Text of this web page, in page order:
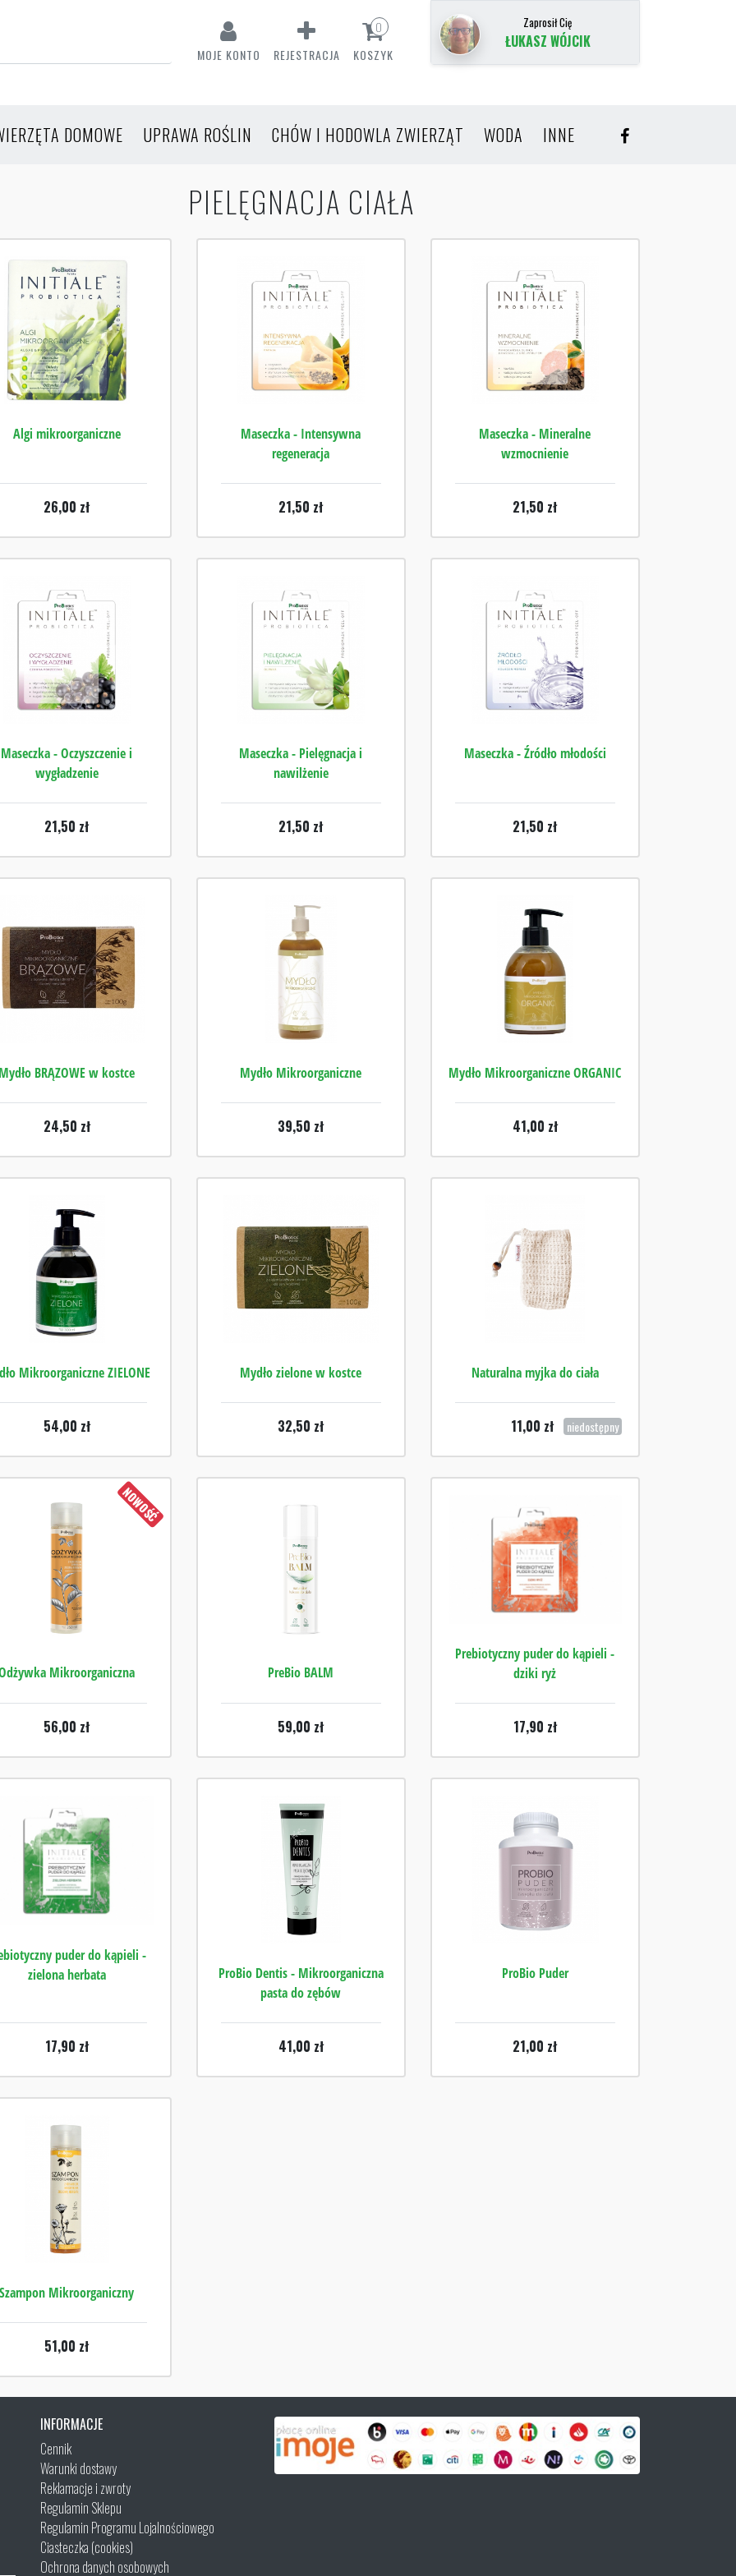
MOJE KONTO REJESTRACJA KOSZYK
0 Zaprosił Cię
ŁUKASZ WÓJCIK
DOMOWE UPRAWA ROŚLIN CHÓW I HODOWLA ZWIERZĄT WODA INNE
PIELĘGNACJA CIAŁA
Algi mikroorganiczne
26,00 zł
Maseczka - Intensywna
regeneracja
21,50 zł
Maseczka - Mineralne
wzmocnienie
21,50 zł
Maseczka - Oczyszczenie i
wygładzenie
21,50 zł
Maseczka - Pielęgnacja i
nawilżenie
21,50 zł
Maseczka - Źródło młodości
21,50 zł
BRĄZOWE w kostce
24,50 zł
Mydło Mikroorganiczne
39,50 zł
Mydło Mikroorganiczne ORGANIC
41,00 zł
Mikroorganiczne ZIELONE
54,00 zł
Mydło zielone w kostce
32,50 zł
Naturalna myjka do ciała
11,00 zł niedostępny
NOWOŚĆ
Mikroorganiczna
56,00 zł
PreBio BALM
59,00 zł
Prebiotyczny puder do kąpieli -
dziki ryż
17,90 zł
puder do kąpieli -
zielona herbata
17,90 zł
ProBio Dentis - Mikroorganiczna
pasta do zębów
41,00 zł
ProBio Puder
21,00 zł
Szampon Mikroorganiczny
51,00 zł
INFORMACJE
Cennik
Warunki dostawy
Reklamacje i zwroty
Regulamin Sklepu
Regulamin Programu Lojalnościowego
Ciasteczka (cookies)
Ochrona danych osobowych